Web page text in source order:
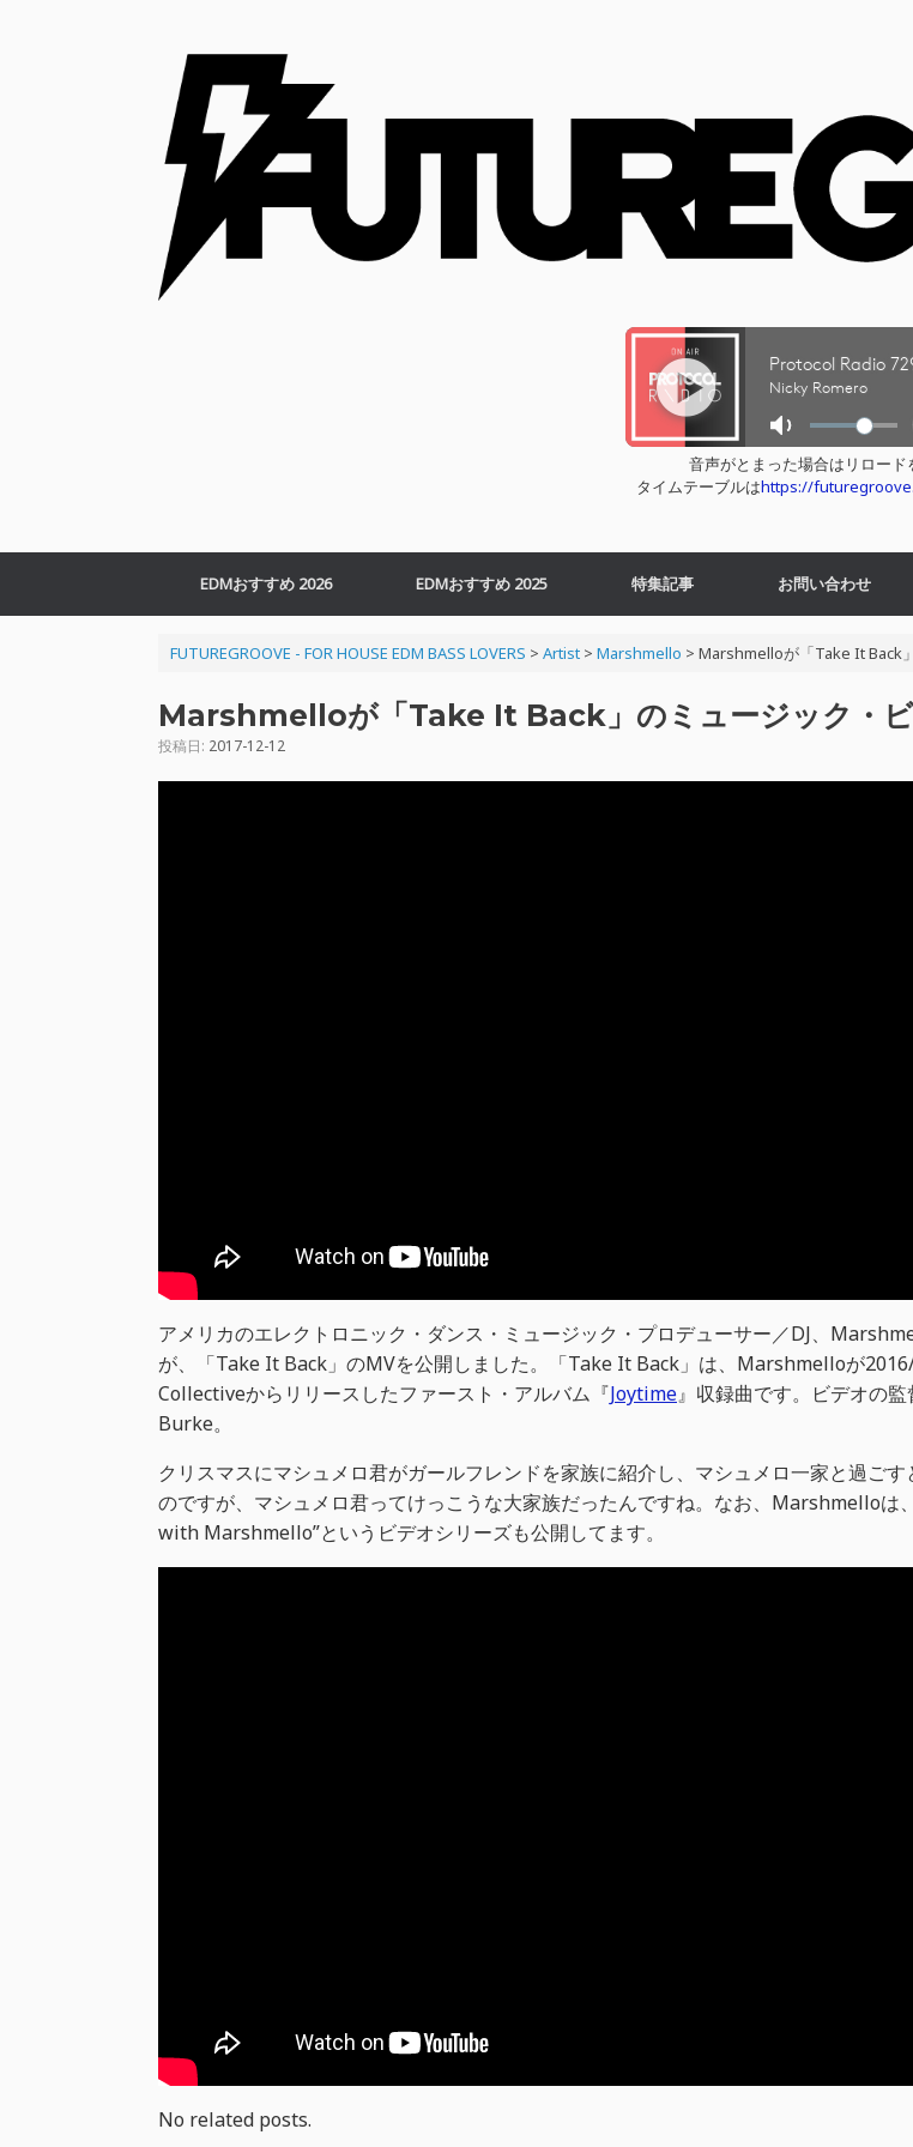
音声がとまった場合はリロード
タイムテーブルはhttps://
EDMおすすめ 2026 EDMおすすめ 2025 特集記事 お問い合わせ
FUTUREGROOVE - FOR HOUSE EDM BASS LOVERS > Artist> Marshmello > Marshmelloが「Take It Back
Marshmelloが「Take It Back」のミュージック・ビ
投稿日: 2017-12-12
アメリカのエレクトロニック・ダンス・ミュージック・プロデューサー／DJ、
が、「Take It Back」のMVを公開しました。「Take It Back」は、Marshmelloが
Collectiveからリリースしたファースト・アルバム『Joytime』収録曲です。ビデオの
Burke。
クリスマスにマシュメロ君がガールフレンドを家族に紹介し、マシュメロ一家と過ご
のですが、マシュメロ君ってけっこうな大家族だったんですね。なお、Marshmelloは
with Marshmello”というビデオシリーズも公開してます。
No related posts.